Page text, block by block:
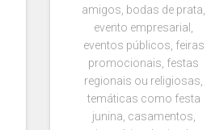
amigos, bodas de prata,
evento empresarial,
eventos públicos, feiras
promocionais, festas
regionais ou religiosas,
temáticas como festa
junina, casamentos,